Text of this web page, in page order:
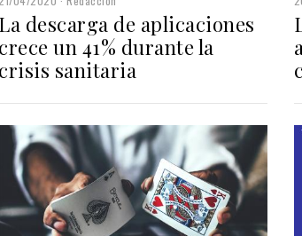
La descarga de aplicaciones
crece un 41% durante la
crisis sanitaria